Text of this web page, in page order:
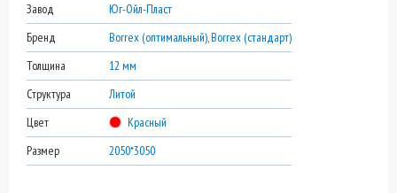
Завод
Юг-Ойл-Пласт
Бренд
Borrex (оптимальный), Borrex (стандарт)
Толщина
12 мм
Структура
Литой
Цвет
Красный
Размер
2050*3050